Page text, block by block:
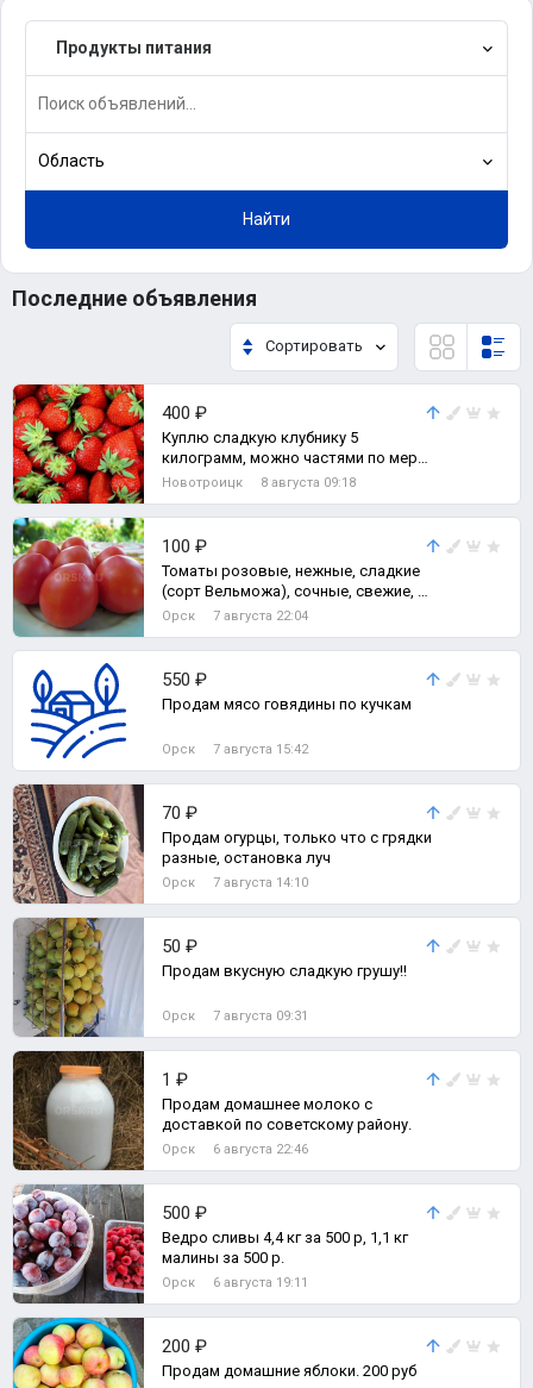
Продукты питания
Область
Найти
Последние объявления
Сортировать
400 ₽
Куплю сладкую клубнику 5
килограмм, можно частями по мере
собирания по 400 рублей за
Новотроицк 8 августа 09:18
100 ₽
Томаты розовые, нежные, сладкие
(сорт Вельможа), сочные, свежие, с
куста. р-н ст.
Орск 7 августа 22:04
550 ₽
Продам мясо говядины по кучкам
Орск 7 августа 15:42
70 ₽
Продам огурцы, только что с грядки
разные, остановка луч
Орск 7 августа 14:10
50 ₽
Продам вкусную сладкую грушу!!
Орск 7 августа 09:31
1 ₽
Продам домашнее молоко с
доставкой по советскому району.
Орск 6 августа 22:46
500 ₽
Ведро сливы 4,4 кг за 500 р, 1,1 кг
малины за 500 р.
Орск 6 августа 19:11
200 ₽
Продам домашние яблоки. 200 руб